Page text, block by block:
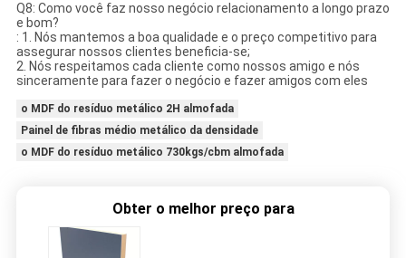
Q8: Como você faz nosso negócio relacionamento a longo prazo
e bom?
: 1. Nós mantemos a boa qualidade e o preço competitivo para
assegurar nossos clientes beneficia-se;
2. Nós respeitamos cada cliente como nossos amigo e nós
sinceramente para fazer o negócio e fazer amigos com eles
o MDF do resíduo metálico 2H almofada
Painel de fibras médio metálico da densidade
o MDF do resíduo metálico 730kgs/cbm almofada
Obter o melhor preço para